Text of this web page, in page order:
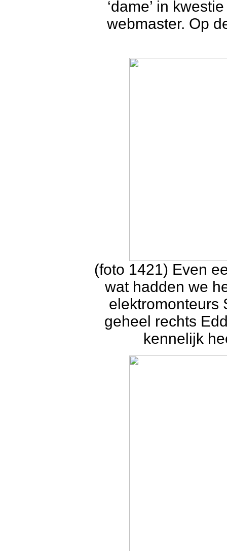
‘dame’ in
webmaster. Op
(foto 1421) Even
wat hadden we
elektromonteurs
geheel rechts
kennelijk